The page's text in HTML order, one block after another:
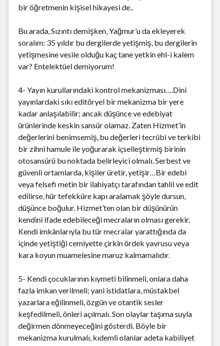
bir öğretmenin kişisel hikayesi de..
Bu arada, Sızıntı demişken, Yağmur’u da ekleyerek
soralım: 35 yıldır bu dergilerde yetişmiş, bu dergilerin
yetişmesine vesile olduğu kaç tane yetkin ehl-i kalem
var? Entelektüel demiyorum!
4- Yayın kurullarındaki kontrol mekanizması….Dini
yayınlardaki sıkı editöryel bir mekanizma bir yere
kadar anlaşılabilir; ancak düşünce ve edebiyat
ürünlerinde keskin sansür olamaz. Zaten Hizmet’in
değerlerini benimsemiş, bu değerleri tecrübi ve terkibi
bir zihni hamule ile yoğurarak içselleştirmiş birinin
otosansürü bu noktada belirleyici olmalı. Serbest ve
güvenli ortamlarda, kişiler üretir, yetişir…Bir edebi
veya felsefi metin bir ilahiyatçı tarafından tahlil ve edit
edilirse, hür tefekküre kapı aralamak şöyle dursun,
düşünce boğulur. Hizmet’ten olan bir düşünürün
kendini ifade edebileceği mecraların olması gerekir.
Kendi imkânlarıyla bu tür mecralar yarattığında da
içinde yetiştiği cemiyette çirkin ördek yavrusu veya
kara koyun muamelesine maruz kalmamalıdır.
5- Kendi çocuklarının kıymeti bilinmeli, onlara daha
fazla imkan verilmeli; yani istidatlara, müstakbel
yazarlara eğilinmeli, özgün ve otantik sesler
keşfedilmeli, önleri açılmalı. Son olaylar taşıma suyla
değirmen dönmeyeceğini gösterdi. Böyle bir
mekanizma kurulmalı, kıdemli olanlar adeta kabiliyet